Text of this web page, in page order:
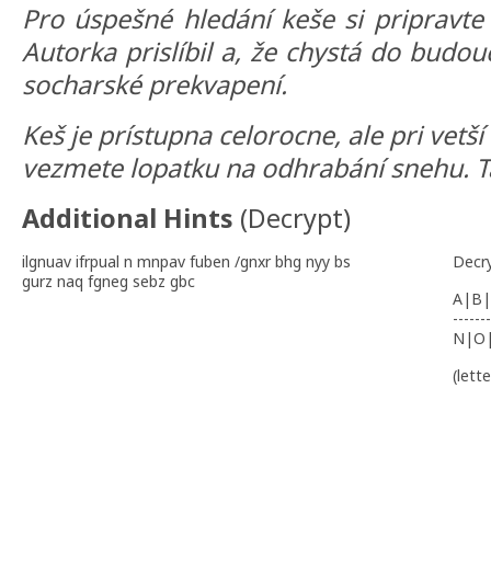
Pro úspešné hledání keše si
Autorka prislíbil a, že chystá do
socharské prekvapení.
Keš je prístupna celorocne, ale pri
vezmete lopatku na odhrabání snehu.
Additional Hints (Decrypt)
ilgnuav ifrpual n mnpav fuben /gnxr bhg nyy bs
gurz naq fgneg sebz gbc